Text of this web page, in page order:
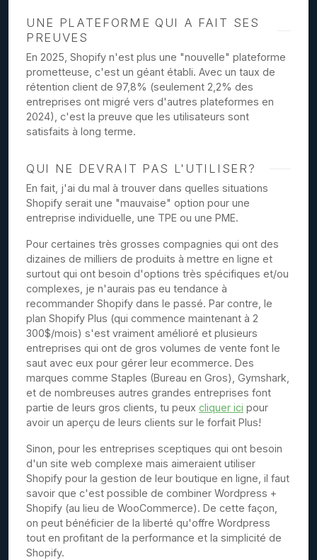
UNE PLATEFORME QUI A FAIT SES
PREUVES
En 2025, Shopify n'est plus une "nouvelle" plateforme
prometteuse, c'est un géant établi. Avec un taux de
rétention client de 97,8% (seulement 2,2% des
entreprises ont migré vers d'autres plateformes en
2024), c'est la preuve que les utilisateurs sont
satisfaits à long terme.
QUI NE DEVRAIT PAS L'UTILISER?
En fait, j'ai du mal à trouver dans quelles situations
Shopify serait une "mauvaise" option pour une
entreprise individuelle, une TPE ou une PME.
Pour certaines très grosses compagnies qui ont des
dizaines de milliers de produits à mettre en ligne et
surtout qui ont besoin d'options très spécifiques et/ou
complexes, je n'aurais pas eu tendance à
recommander Shopify dans le passé. Par contre, le
plan Shopify Plus (qui commence maintenant à 2
300$/mois) s'est vraiment amélioré et plusieurs
entreprises qui ont de gros volumes de vente font le
saut avec eux pour gérer leur ecommerce. Des
marques comme Staples (Bureau en Gros), Gymshark,
et de nombreuses autres grandes entreprises font
partie de leurs gros clients, tu peux cliquer ici pour
avoir un aperçu de leurs clients sur le forfait Plus!
Sinon, pour les entreprises sceptiques qui ont besoin
d'un site web complexe mais aimeraient utiliser
Shopify pour la gestion de leur boutique en ligne, il faut
savoir que c'est possible de combiner Wordpress +
Shopify (au lieu de WooCommerce). De cette façon,
on peut bénéficier de la liberté qu'offre Wordpress
tout en profitant de la performance et la simplicité de
Shopify.